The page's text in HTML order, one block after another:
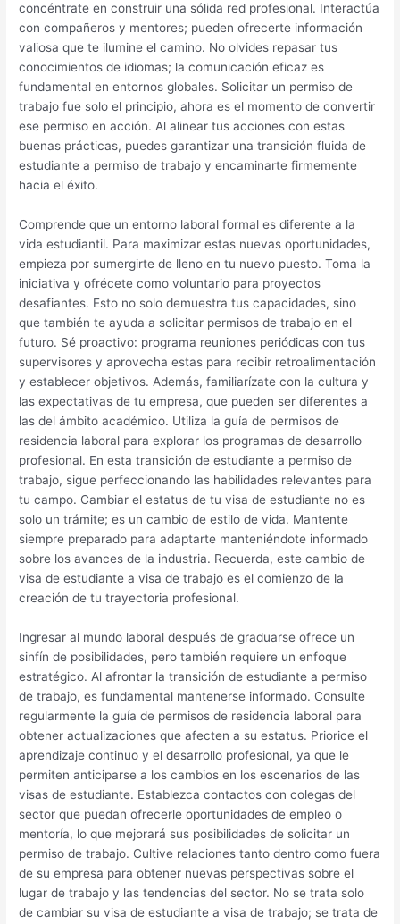
concéntrate en construir una sólida red profesional. Interactúa
con compañeros y mentores; pueden ofrecerte información
valiosa que te ilumine el camino. No olvides repasar tus
conocimientos de idiomas; la comunicación eficaz es
fundamental en entornos globales. Solicitar un permiso de
trabajo fue solo el principio, ahora es el momento de convertir
ese permiso en acción. Al alinear tus acciones con estas
buenas prácticas, puedes garantizar una transición fluida de
estudiante a permiso de trabajo y encaminarte firmemente
hacia el éxito.
Comprende que un entorno laboral formal es diferente a la
vida estudiantil. Para maximizar estas nuevas oportunidades,
empieza por sumergirte de lleno en tu nuevo puesto. Toma la
iniciativa y ofrécete como voluntario para proyectos
desafiantes. Esto no solo demuestra tus capacidades, sino
que también te ayuda a solicitar permisos de trabajo en el
futuro. Sé proactivo: programa reuniones periódicas con tus
supervisores y aprovecha estas para recibir retroalimentación
y establecer objetivos. Además, familiarízate con la cultura y
las expectativas de tu empresa, que pueden ser diferentes a
las del ámbito académico. Utiliza la guía de permisos de
residencia laboral para explorar los programas de desarrollo
profesional. En esta transición de estudiante a permiso de
trabajo, sigue perfeccionando las habilidades relevantes para
tu campo. Cambiar el estatus de tu visa de estudiante no es
solo un trámite; es un cambio de estilo de vida. Mantente
siempre preparado para adaptarte manteniéndote informado
sobre los avances de la industria. Recuerda, este cambio de
visa de estudiante a visa de trabajo es el comienzo de la
creación de tu trayectoria profesional.
Ingresar al mundo laboral después de graduarse ofrece un
sinfín de posibilidades, pero también requiere un enfoque
estratégico. Al afrontar la transición de estudiante a permiso
de trabajo, es fundamental mantenerse informado. Consulte
regularmente la guía de permisos de residencia laboral para
obtener actualizaciones que afecten a su estatus. Priorice el
aprendizaje continuo y el desarrollo profesional, ya que le
permiten anticiparse a los cambios en los escenarios de las
visas de estudiante. Establezca contactos con colegas del
sector que puedan ofrecerle oportunidades de empleo o
mentoría, lo que mejorará sus posibilidades de solicitar un
permiso de trabajo. Cultive relaciones tanto dentro como fuera
de su empresa para obtener nuevas perspectivas sobre el
lugar de trabajo y las tendencias del sector. No se trata solo
de cambiar su visa de estudiante a visa de trabajo; se trata de